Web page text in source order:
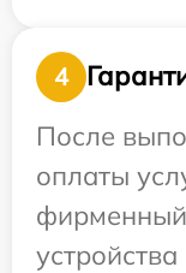
4
После
оплаты